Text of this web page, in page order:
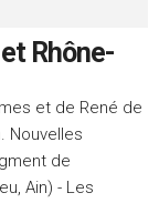
Rhône-
et de René de
Nouvelles
de
Ain) - Les